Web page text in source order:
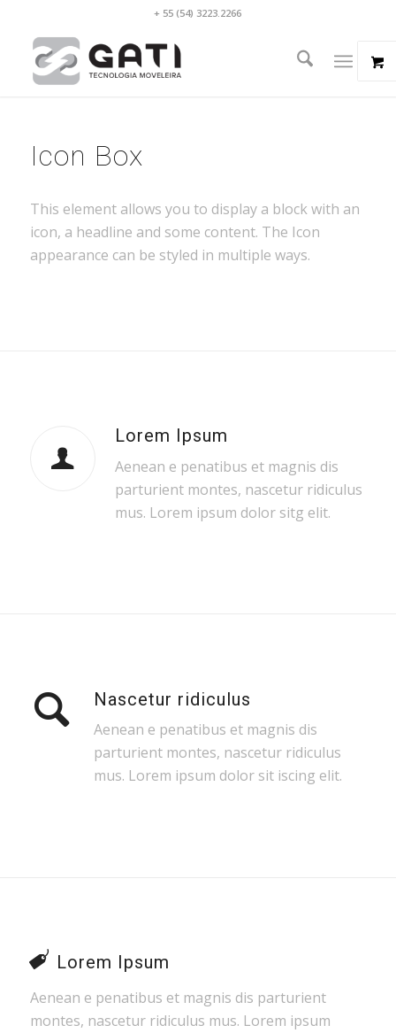
+ 55 (54) 3223.2266
Icon Box
This element allows you to display a block with an
icon, a headline and some content. The Icon
appearance can be styled in multiple ways.
Lorem Ipsum
Aenean e penatibus et magnis dis
parturient montes, nascetur ridiculus
mus. Lorem ipsum dolor sitg elit.
Nascetur ridiculus
Aenean e penatibus et magnis dis
parturient montes, nascetur ridiculus
mus. Lorem ipsum dolor sit iscing elit.
Lorem Ipsum
Aenean e penatibus et magnis dis parturient
montes, nascetur ridiculus mus. Lorem ipsum